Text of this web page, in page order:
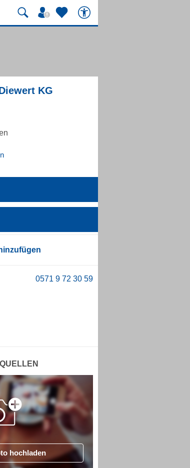
KG
hochladen